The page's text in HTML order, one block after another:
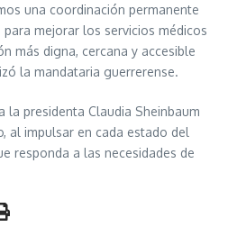
una coordinación permanente
mejorar los servicios médicos
más digna, cercana y accesible
la mandataria guerrerense.
la presidenta Claudia Sheinbaum
al impulsar en cada estado del
responda a las necesidades de